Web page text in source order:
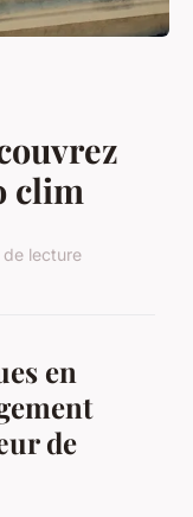
clim
de lecture
en
de